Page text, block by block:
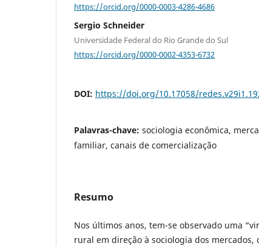
https://orcid.org/0000-0003-4286-4686
Sergio Schneider
Universidade Federal do Rio Grande do Sul
https://orcid.org/0000-0002-4353-6732
DOI: https://doi.org/10.17058/
Palavras-chave: sociologia econômica,
familiar, canais de comercialização
Resumo
Nos últimos anos, tem-se observado uma
rural em direção à sociologia dos mercados,